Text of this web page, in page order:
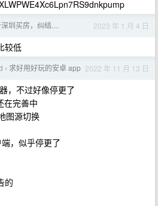
圳买房，纠结.... 2023 年 1 月 4 日
较低
› 求好用好玩的安卓 app 2022 年 11 月 13 日
，不过好像停更了
在完善中
图源切换
，似乎停更了
的